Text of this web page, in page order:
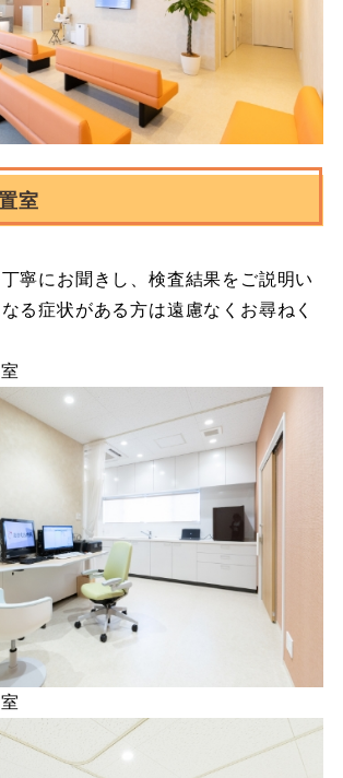
室
寧にお聞きし、検査結果をご説明い
る症状がある方は遠慮なくお尋ねく